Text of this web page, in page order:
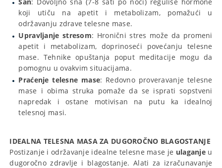
San: Dovoljno sna (7-8 sati po noći) reguliše hormone
koji utiču na apetit i metabolizam, pomažući u
održavanju zdrave telesne mase.
Upravljanje stresom: Hronični stres može da promeni
apetit i metabolizam, doprinoseći povećanju telesne
mase. Tehnike opuštanja poput meditacije mogu da
pomognu u ovakvim situacijama.
Praćenje telesne mase: Redovno proveravanje telesne
mase i obima struka pomaže da se isprati sopstveni
napredak i ostane motivisan na putu ka idealnoj
telesnoj masi.
IDEALNA TELESNA MASA ZA DUGOROČNO BLAGOSTANJE
Postizanje i održavanje idealne telesne mase je ulaganje u
dugoročno zdravlje i blagostanje. Alati za izračunavanje